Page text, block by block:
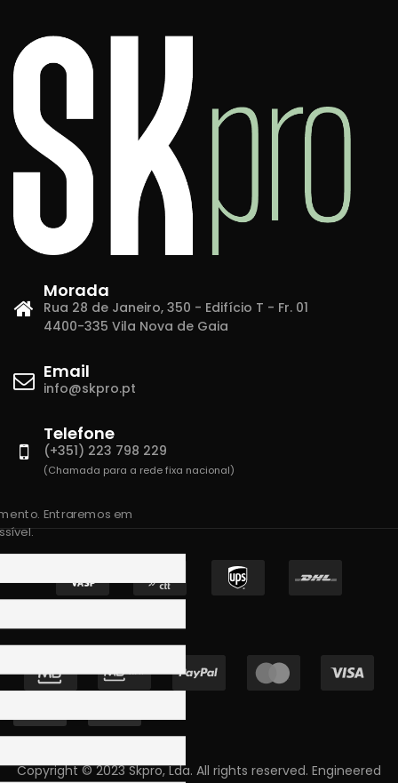
Morada
Rua 28 de Janeiro, 350 - Edifício T - Fr. 01
4400-335 Vila Nova de Gaia
Email
info@skpro.pt
Telefone
(+351) 223 798 229
(Chamada para a rede fixa nacional)
Copyright © 2023 Skpro, Lda. All rights reserved. Engineered
Entraremos em